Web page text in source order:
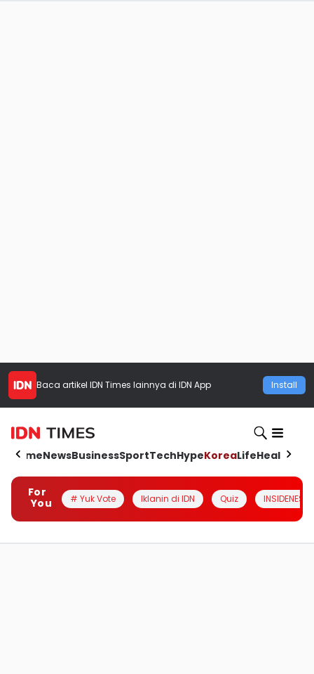
Baca artikel IDN Times lainnya di IDN App Install
HomeNewsBusinessSportTechHypeKoreaLifeHealth
For
You
# Yuk Vote Iklanin di IDN Quiz INSIDENESIA